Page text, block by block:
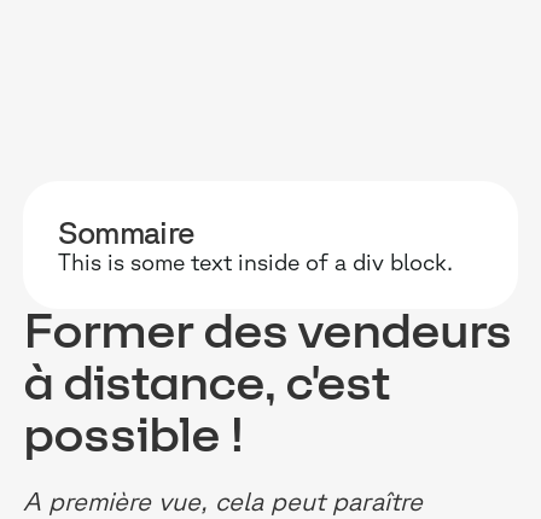
RELATIONS
CLIENTS &
TÉMOIGNAGES
INTÉGRATIONS
Sommaire
This is some text inside of a div block.
Former des vendeurs
à distance, c'est
possible !
A première vue, cela peut paraître